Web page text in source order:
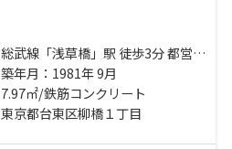
総武線「浅草橋」駅 徒歩3分 都営新
宿線「馬喰横山」駅 徒歩5分 総武本
線「馬喰町」駅 徒歩7分
築年月：1981年 9月
7.97㎡/鉄筋コンクリート
東京都台東区柳橋１丁目